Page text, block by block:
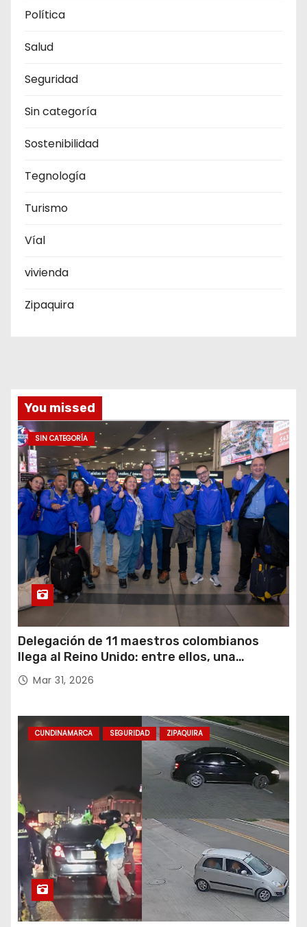
Política
Salud
Seguridad
Sin categoría
Sostenibilidad
Tegnología
Turismo
Víal
vivienda
Zipaquira
You missed
SIN CATEGORÍA
Delegación de 11 maestros colombianos
llega al Reino Unido: entre ellos, una
destacada profesora de Ubaté
Mar 31, 2026
CUNDINAMARCA SEGURIDAD ZIPAQUIRA